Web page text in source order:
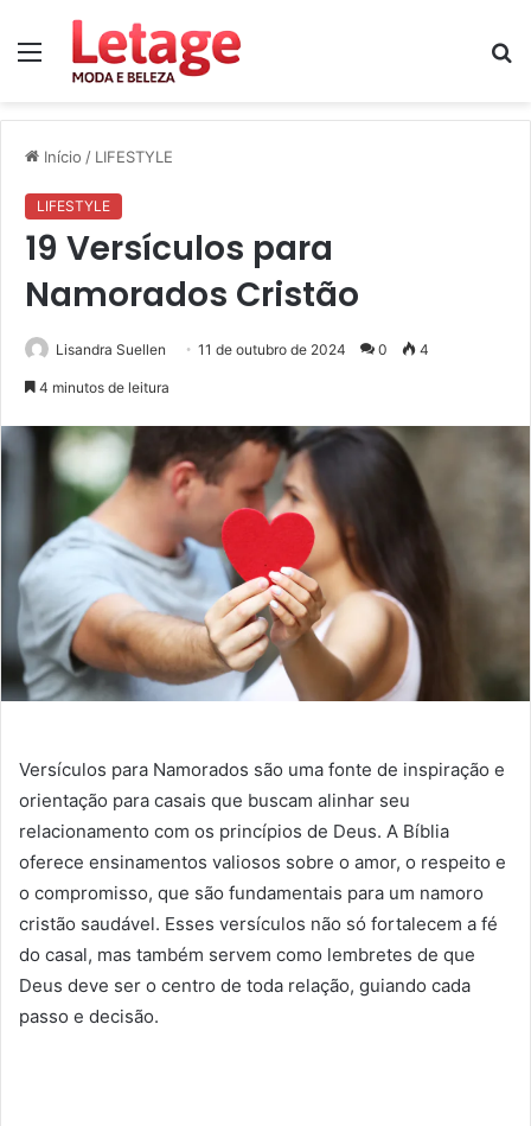
Menu
Início / LIFESTYLE
LIFESTYLE
19 Versículos para
Namorados Cristão
Lisandra Suellen 11 de outubro de 2024 0 4
4 minutos de leitura
Versículos para Namorados são uma fonte de inspiração e
orientação para casais que buscam alinhar seu
relacionamento com os princípios de Deus. A Bíblia
oferece ensinamentos valiosos sobre o amor, o respeito e
o compromisso, que são fundamentais para um namoro
cristão saudável. Esses versículos não só fortalecem a fé
do casal, mas também servem como lembretes de que
Deus deve ser o centro de toda relação, guiando cada
passo e decisão.